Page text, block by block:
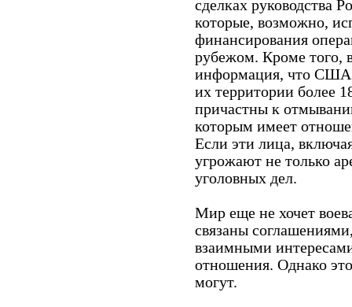
сделках руководства
которые, возможно,
финансирования
рубежом. Кроме того,
информация, что США
их территории более
причастны к
которым имеет
Если эти лица,
угрожают не только
уголовных дел.
Мир еще не хочет
связаны
взаимными
отношения. Однако
могут.